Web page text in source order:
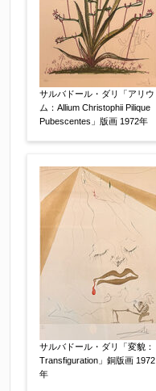
サルバドール・ダリ「アリウ
ム：Allium Christophii Pilique
Pubescentes」版画 1972年
サルバドール・ダリ「変貌：
Transfiguration」銅版画 1972
年